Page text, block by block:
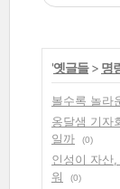
'옛글들> 명
볼수록 놀라
옹달샘 기자
일까
(0)
인성이 자산
워
(0)